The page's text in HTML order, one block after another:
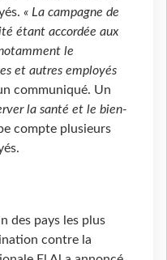
« La campagne de
étant accordée aux
le
et autres employés
communiqué. Un
la santé et le bien-
compte plusieurs
des pays les plus
contre la